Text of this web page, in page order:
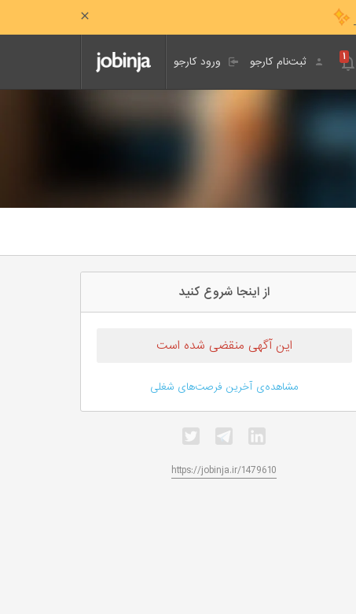
ورود کارجو ثبت‌نام کارجو ۱
از اینجا شروع کنید
این آگهی منقضی شده است
مشاهده‌ی آخرین فرصت‌های شغلی
https://jobinja.ir/1479610